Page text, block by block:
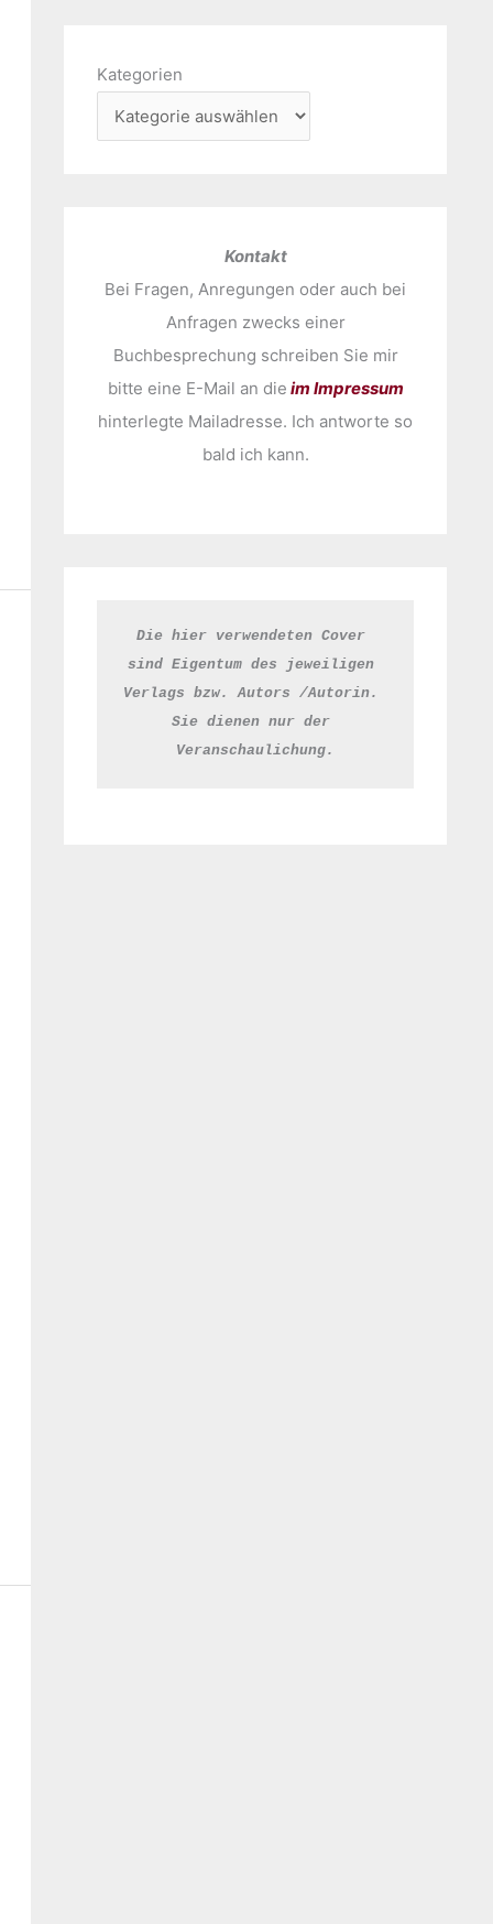
Kategorien
Kontakt
Bei Fragen, Anregungen oder auch bei
Anfragen zwecks einer
Buchbesprechung schreiben Sie mir
bitte eine E-Mail an die im Impressum
hinterlegte Mailadresse. Ich antworte so
bald ich kann.
Die hier verwendeten Cover
sind Eigentum des jeweiligen
Verlags bzw. Autors /Autorin.
Sie dienen nur der
Veranschaulichung.